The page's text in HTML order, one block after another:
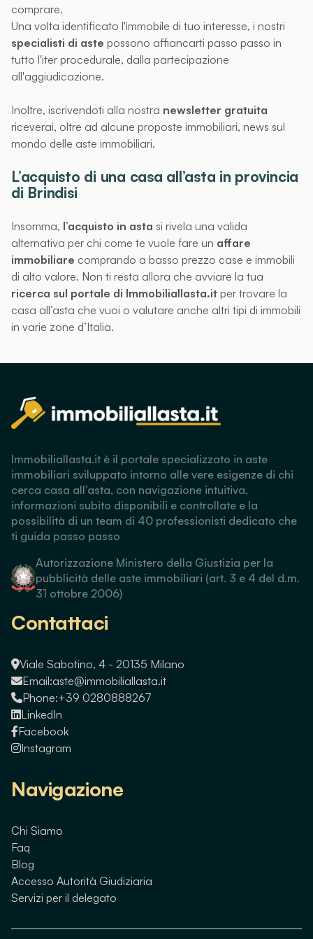
comprare.
Una volta identificato l'immobile di tuo interesse, i nostri
specialisti di aste possono affiancarti passo passo in
tutto l'iter procedurale, dalla partecipazione
all'aggiudicazione.
Inoltre, iscrivendoti alla nostra newsletter gratuita
riceverai, oltre ad alcune proposte immobiliari, news sul
mondo delle aste immobiliari.
L’acquisto di una casa all’asta in provincia
di Brindisi
Insomma, l’acquisto in asta si rivela una valida
alternativa per chi come te vuole fare un affare
immobiliare comprando a basso prezzo case e immobili
di alto valore. Non ti resta allora che avviare la tua
ricerca sul portale di Immobiliallasta.it per trovare la
casa all’asta che vuoi o valutare anche altri tipi di immobili
in varie zone d’Italia.
Immobiliallasta.it è il portale specializzato in aste
immobiliari sviluppato intorno alle vere esigenze di chi
cerca casa all’asta, con navigazione intuitiva,
informazioni subito disponibili e controllate e la
possibilità di un team di 40 professionisti dedicato che
ti guida passo passo
Autorizzazione Ministero della Giustizia per la
pubblicità delle aste immobiliari (art. 3 e 4 del d.m.
31 ottobre 2006)
Contattaci
Viale Sabotino, 4 - 20135 Milano
Email:aste@immobiliallasta.it
Phone:+39 0280888267
LinkedIn
Facebook
Instagram
Navigazione
Chi Siamo
Faq
Blog
Accesso Autorità Giudiziaria
Servizi per il delegato